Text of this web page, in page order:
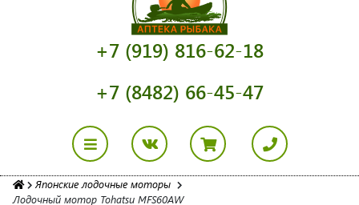
+7 (919) 816-62-18
+7 (8482) 66-45-47
Японские лодочные моторы
Лодочный мотор Tohatsu MFS60AW